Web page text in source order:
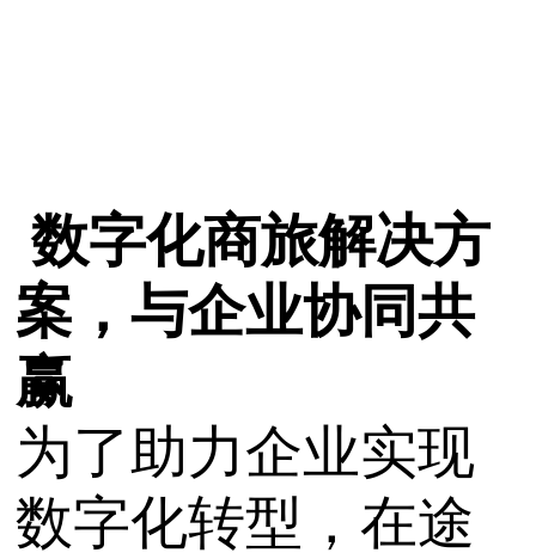
数字化商旅解决方
案，与企业协同共
赢
为了助力企业实现
数字化转型，在途